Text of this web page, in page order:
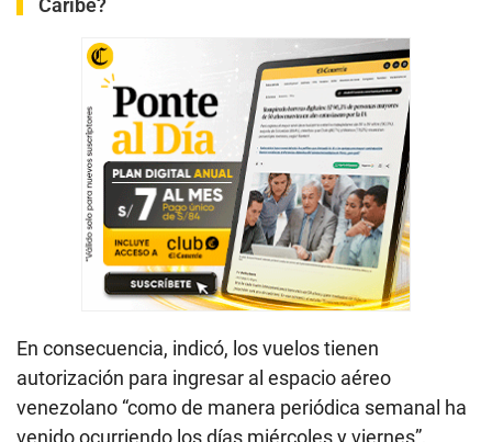
Caribe?
En consecuencia, indicó, los vuelos tienen
autorización para ingresar al espacio aéreo
venezolano “como de manera periódica semanal ha
venido ocurriendo los días miércoles y viernes”,